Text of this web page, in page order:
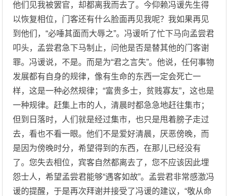
他们见我被罢官，却都离我而去了。今仰赖冯谖先生得
以恢复相位，门客还有什么脸面再见我呢？我如果再见
到他们，“必唾其面而大辱之”。冯谖听了忙下马向孟尝君
叩头，孟尝君急下马制止，问他是否是替其他的门客谢
罪。冯谖说，不是。而是为“君之言失”。他说，任何事物
发展都有自身的规律，像有生命的东西一定会死亡一
样，这是一种必然规律；“富贵多士，贫贱寡友”，这也是
一种规律。赶集上市的人，清晨时都急急地赶往集市；
但到日落时，人们就是经过集市，也只是甩着膀子走过
去，看也不看一眼。他们不是爱好清晨，厌恶傍晚，而
是因为傍晚时分，希望得到的东西，在那儿已经没有
了。您失去相位，宾客自然都离去了，您不应该因此埋
怨士人，希望孟尝君能够“遇客如故”。孟尝君非常感激冯
谖的提醒，于是再次拜谢并接受了冯谖的建议，“敬从命